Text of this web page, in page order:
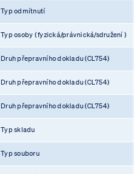
Typ odmítnutí
Typ osoby ( fyzická/právnická/sdružení )
Druh přepravního dokladu (CL754)
Druh přepravního dokladu (CL754)
Druh přepravního dokladu (CL754)
Typ skladu
Typ souboru